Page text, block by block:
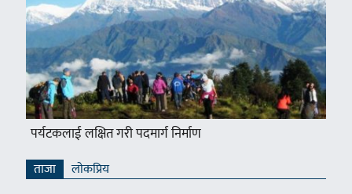
पर्यटकलाई लक्षित गरी पदमार्ग निर्माण
ताजा लाेकप्रिय